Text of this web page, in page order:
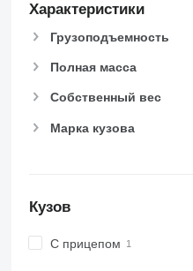
Характеристики
Грузоподъемность
Полная масса
Собственный вес
Марка кузова
Кузов
С прицепом